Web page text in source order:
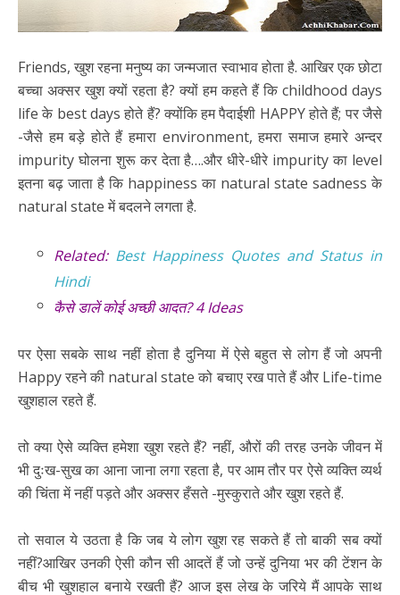
Friends, खुश रहना मनुष्य का जन्मजात स्वाभाव होता है. आखिर एक छोटा
बच्चा अक्सर खुश क्यों रहता है? क्यों हम कहते हैं कि childhood days
life के best days होते हैं? क्योंकि हम पैदाईशी HAPPY होते हैं; पर जैसे
-जैसे हम बड़े होते हैं हमारा environment, हमरा समाज हमारे अन्दर
impurity घोलना शुरू कर देता है….और धीरे-धीरे impurity का level
इतना बढ़ जाता है कि happiness का natural state sadness के
natural state में बदलने लगता है.
Related: Best Happiness Quotes and Status in
Hindi
कैसे डालें कोई अच्छी आदत? 4 Ideas
पर ऐसा सबके साथ नहीं होता है दुनिया में ऐसे बहुत से लोग हैं जो अपनी
Happy रहने की natural state को बचाए रख पाते हैं और Life-time
खुशहाल रहते हैं.
तो क्या ऐसे व्यक्ति हमेशा खुश रहते हैं? नहीं, औरों की तरह उनके जीवन में
भी दुःख-सुख का आना जाना लगा रहता है, पर आम तौर पर ऐसे व्यक्ति व्यर्थ
की चिंता में नहीं पड़ते और अक्सर हँसते -मुस्कुराते और खुश रहते हैं.
तो सवाल ये उठता है कि जब ये लोग खुश रह सकते हैं तो बाकी सब क्यों
नहीं?आखिर उनकी ऐसी कौन सी आदतें हैं जो उन्हें दुनिया भर की टेंशन के
बीच भी खुशहाल बनाये रखती हैं? आज इस लेख के जरिये मैं आपके साथ